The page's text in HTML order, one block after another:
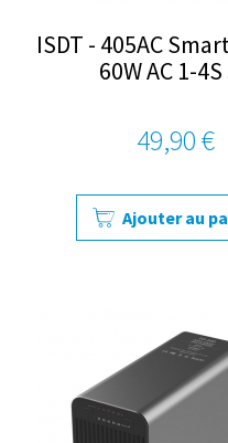
ISDT - 405AC
60W AC 1-4S
49,90 €
Ajouter au